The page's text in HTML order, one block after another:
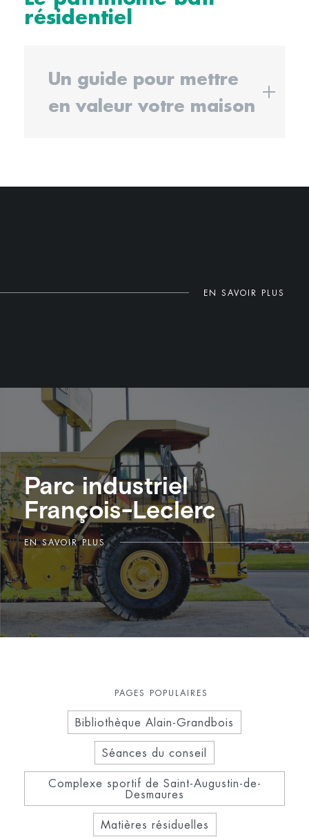
résidentiel
Un guide pour mettre
en valeur votre maison
EN SAVOIR PLUS
Parc industriel
François-Leclerc
EN SAVOIR PLUS
PAGES POPULAIRES
Bibliothèque Alain-Grandbois
Séances du conseil
Complexe sportif de Saint-Augustin-de-
Desmaures
Matières résiduelles